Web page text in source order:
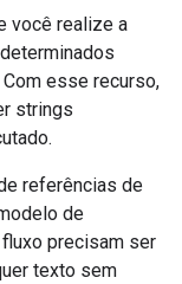
você realize a
esse recurso,
strings
referências de
de
precisam ser
texto sem